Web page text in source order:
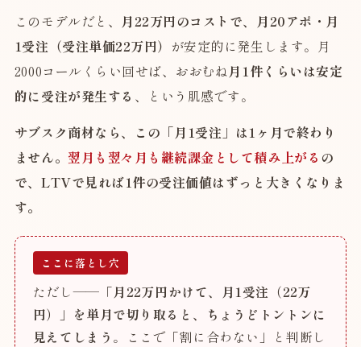
このモデルだと、 月22万円のコストで、月20アポ・月
1受注（受注単価22万円） が安定的に発生します。月
2000コールくらい回せば、おおむね月1件くらいは安定
的に受注が発生する 、という肌感です。
サブスク商材なら、この「月1受注」は1ヶ月で終わり
ません。 翌月も翌々月も継続課金として積み上がる の
で、LTVで見れば1件の受注価値はずっと大きくなりま
す。
ここに落とし穴
ただし—— 「月22万円かけて、月1受注（22万
円）」を単月で切り取ると、ちょうどトントンに
見えてしまう 。ここで「割に合わない」と判断し